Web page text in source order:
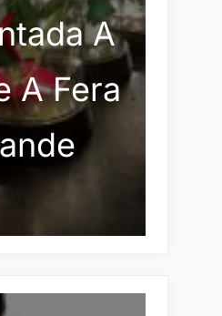
A
A Fera